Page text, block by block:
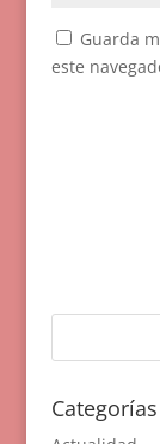
Guarda
este
Categorías